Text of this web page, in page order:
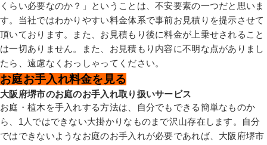
くらい必要なのか？」ということは、不安要素の一つだと思いま
す。当社ではわかりやすい料金体系で事前お見積りを提示させて
頂いております。また、お見積もり後に料金が上乗せされること
は一切ありません。また、お見積もり内容に不明な点がありまし
たら、遠慮なくおっしゃってください。
お庭お手入れ料金を見る
大阪府堺市のお庭のお手入れ取り扱いサービス
お庭・植木を手入れする方法は、自分でもできる簡単なものか
ら、1人ではできない大掛かりなものまで沢山存在します。自分
ではできないようなお庭のお手入れが必要であれば、大阪府堺市